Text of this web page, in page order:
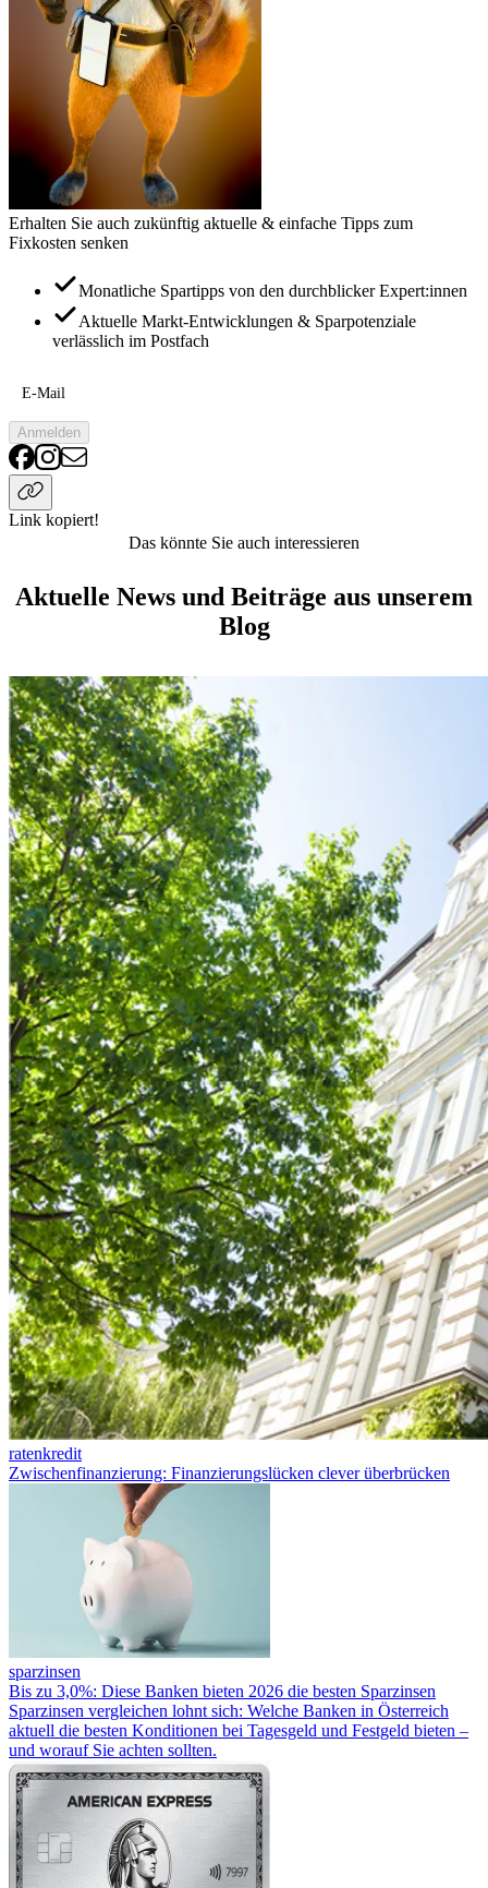
Erhalten Sie auch zukünftig aktuelle & einfache Tipps zum
Fixkosten senken
Monatliche Spartipps von den durchblicker Expert:innen
Aktuelle Markt-Entwicklungen & Sparpotenziale
verlässlich im Postfach
E-Mail
Anmelden
Link kopiert!
Das könnte Sie auch interessieren
Aktuelle News und Beiträge aus unserem
Blog
ratenkredit
Zwischenfinanzierung: Finanzierungslücken clever überbrücken
sparzinsen
Bis zu 3,0%: Diese Banken bieten 2026 die besten Sparzinsen
Sparzinsen vergleichen lohnt sich: Welche Banken in Österreich
aktuell die besten Konditionen bei Tagesgeld und Festgeld bieten –
und worauf Sie achten sollten.